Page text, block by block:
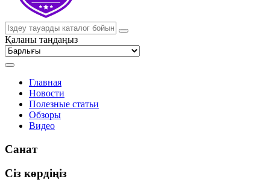
Қаланы таңдаңыз
Главная
Новости
Полезные статьи
Обзоры
Видео
Санат
Сіз көрдіңіз